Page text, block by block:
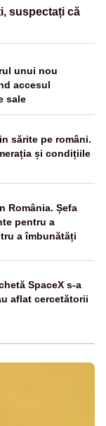
suspectați că
unui nou
accesul
sale
sărite pe români.
și condițiile
România. Șefa
pentru a
a îmbunătăți
SpaceX s-a
aflat cercetătorii